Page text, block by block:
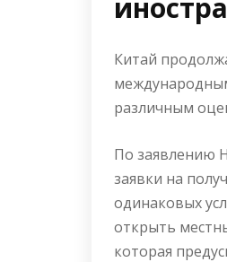
Китай
различным
По заявлению
заявки на
одинаковых
открыть
которая